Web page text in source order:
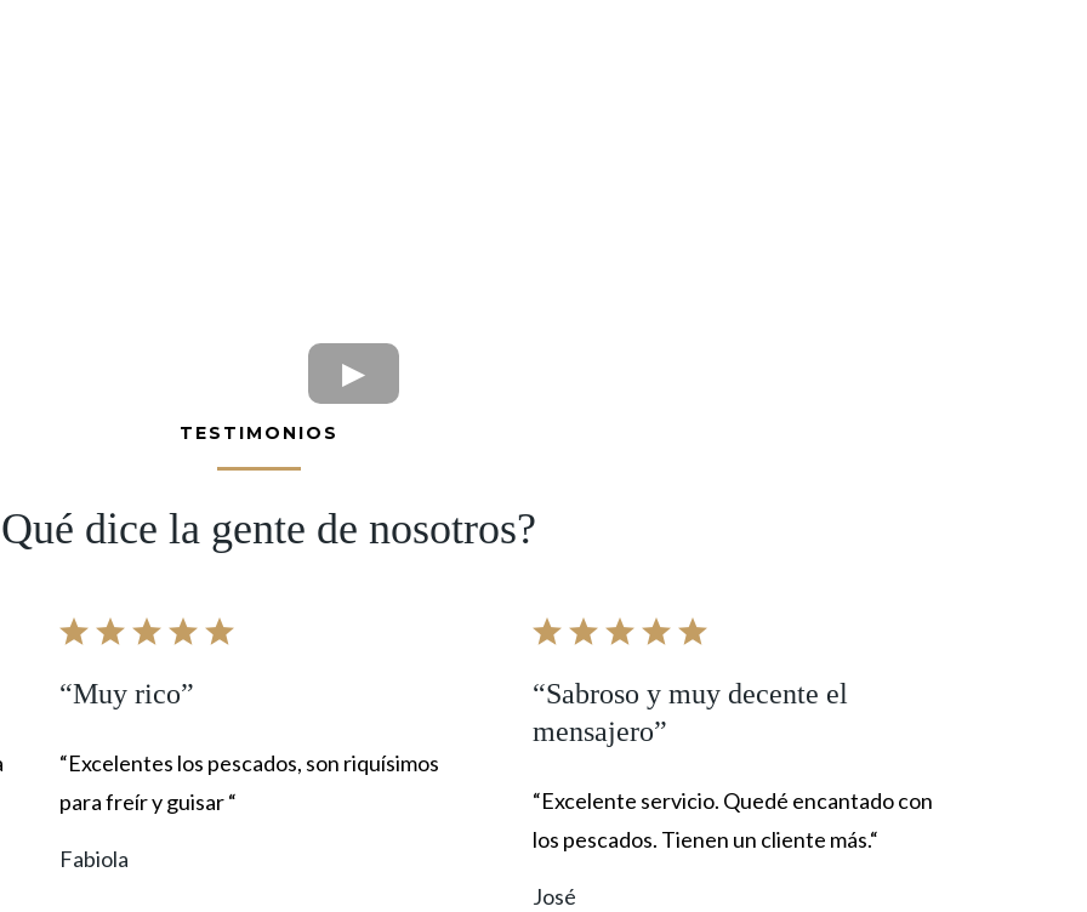
TESTIMONIOS
dice la gente de nosotros?
“Muy rico”
“Excelentes los pescados, son riquísimos
para freír y guisar “
Fabiola
“Sabroso y muy decente el
mensajero”
“Excelente servicio. Quedé encantado con
los pescados. Tienen un cliente más.“
José